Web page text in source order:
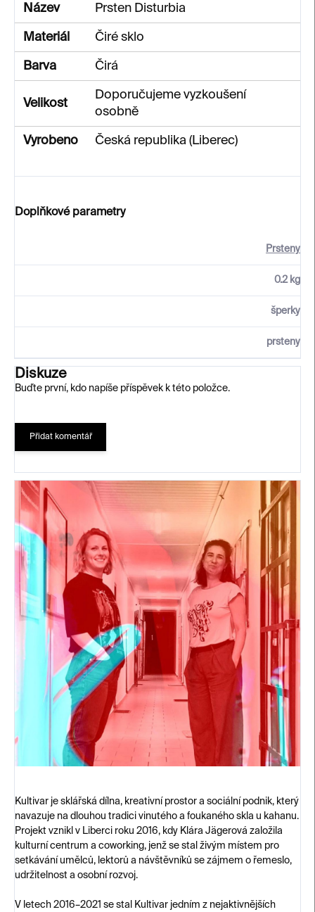
Název Prsten Disturbia
Materiál Čiré sklo
Barva Čirá
Velikost
Doporučujeme vyzkoušení
osobně
Vyrobeno Česká republika (Liberec)
Doplňkové parametry
Prsteny
0.2 kg
šperky
prsteny
Diskuze
Buďte první, kdo napíše příspěvek k této položce.
Přidat komentář
Kultivar je sklářská dílna, kreativní prostor a sociální podnik, který
navazuje na dlouhou tradici vinutého a foukaného skla u kahanu.
Projekt vznikl v Liberci roku 2016, kdy Klára Jägerová založila
kulturní centrum a coworking, jenž se stal živým místem pro
setkávání umělců, lektorů a návštěvníků se zájmem o řemeslo,
udržitelnost a osobní rozvoj.
V letech 2016–2021 se stal Kultivar jedním z nejaktivnějších